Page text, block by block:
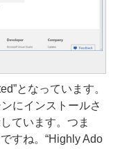
となっています。
にインストールさ
ています。つま
すね。“Highly Ado